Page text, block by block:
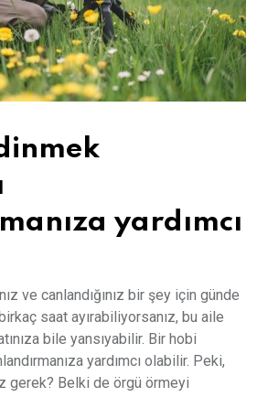
yardımcı
ve canlandığınız bir şey için günde
saat ayırabiliyorsanız, bu aile
bile yansıyabilir. Bir hobi
yardımcı olabilir. Peki,
gerek? Belki de örgü örmeyi